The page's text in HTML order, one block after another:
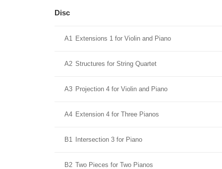
Disc
A1 Extensions 1 for Violin and Piano
A2 Structures for String Quartet
A3 Projection 4 for Violin and Piano
A4 Extension 4 for Three Pianos
B1 Intersection 3 for Piano
B2 Two Pieces for Two Pianos